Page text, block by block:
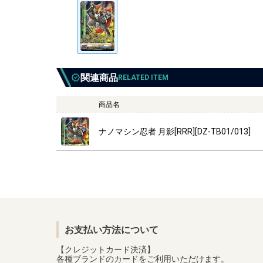
関連商品RELATED ITEM
商品名
ナノマシン忍者 月影[RRR][DZ-TB01/013]
お支払い方法について
【クレジットカード決済】
各種ブランドのカードをご利用いただけます。